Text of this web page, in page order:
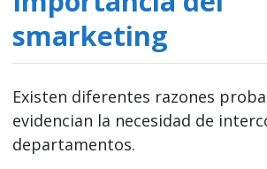
smarketing
Existen diferentes razones
evidencian la necesidad de
departamentos.